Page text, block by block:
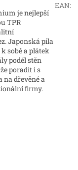
je nejlepší
TPR
Japonská pila
sobě a plátek
podél stěn
poradit i s
na dřevěné a
firmy.
EAN: